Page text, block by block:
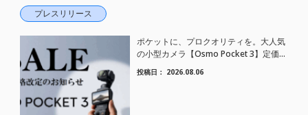
プレスリリース
ポケットに、プロクオリティを。大人気
の小型カメラ【Osmo Pocket 3】定価が
さらにお値下げされました！
投稿日： 2026.08.06